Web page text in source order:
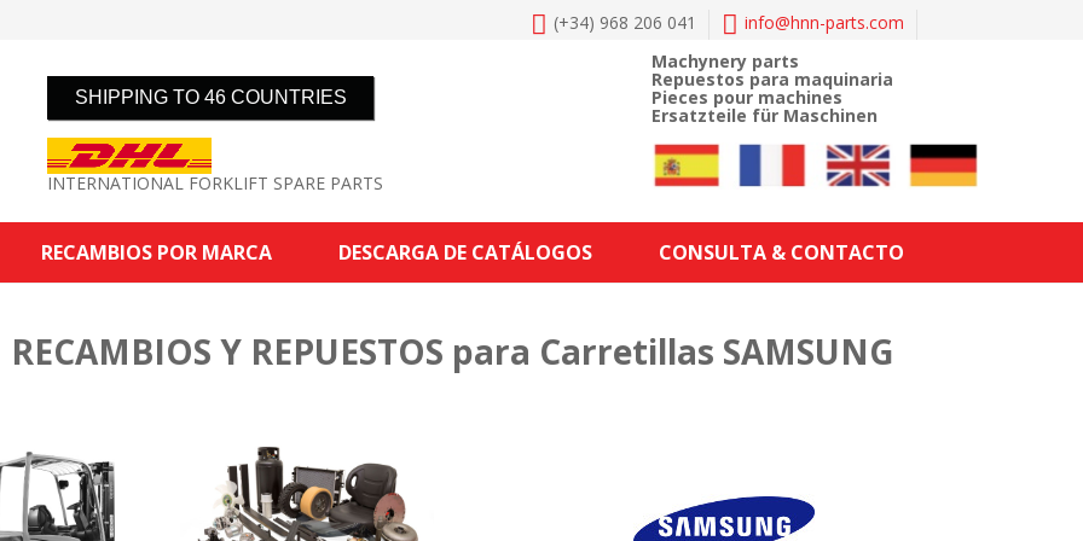
(+34) 968 206 041 info@hnn-parts.com
SHIPPING TO 46 COUNTRIES
INTERNATIONAL FORKLIFT SPARE PARTS
Machynery parts
Repuestos para maquinaria
Pieces pour machines
Ersatzteile für Maschinen
RECAMBIOS POR MARCA DESCARGA DE CATÁLOGOS CONSULTA & CONTACTO
RECAMBIOS Y REPUESTOS para Carretillas SAMSUNG